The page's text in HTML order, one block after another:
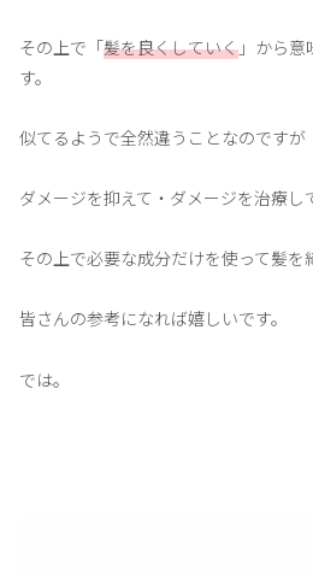
その上で「髪を良くしていく 」から
す。
似てるようで全然違うことなのですが
ダメージを抑えて・ダメージを治療し
その上で必要な成分だけを使って髪を
皆さんの参考になれば嬉しいです。
では。